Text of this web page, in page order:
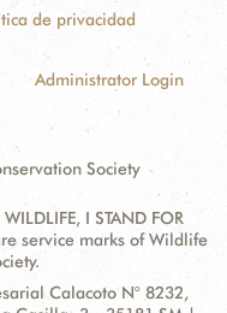
de privacidad
Administrator Login
Society
I STAND FOR
service marks of Wildlife
Calacoto N° 8232,